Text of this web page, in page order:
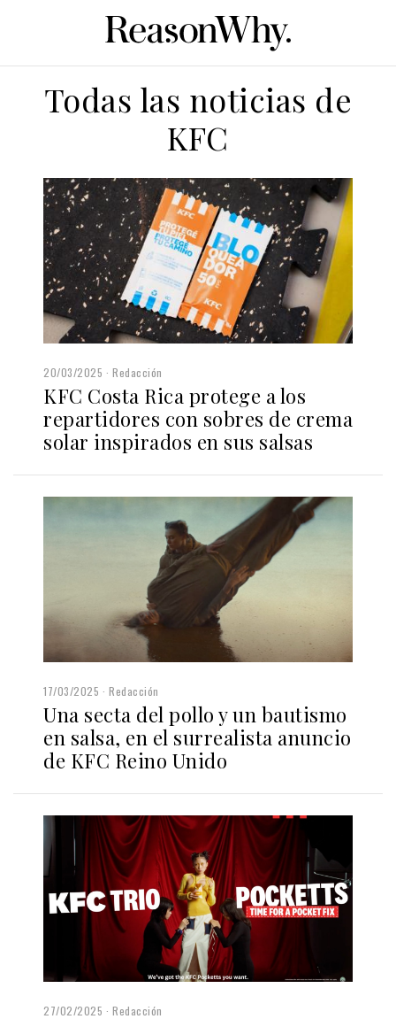
Todas las noticias de
KFC
20/03/2025 Redacción
KFC Costa Rica protege a los
repartidores con sobres de crema
solar inspirados en sus salsas
17/03/2025 Redacción
Una secta del pollo y un bautismo
en salsa, en el surrealista anuncio
de KFC Reino Unido
27/02/2025 Redacción